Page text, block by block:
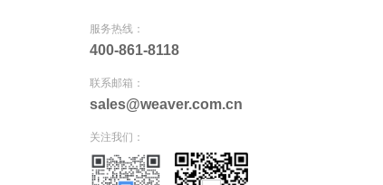
服务热线：
400-861-8118
联系邮箱：
sales@weaver.com.cn
关注我们：